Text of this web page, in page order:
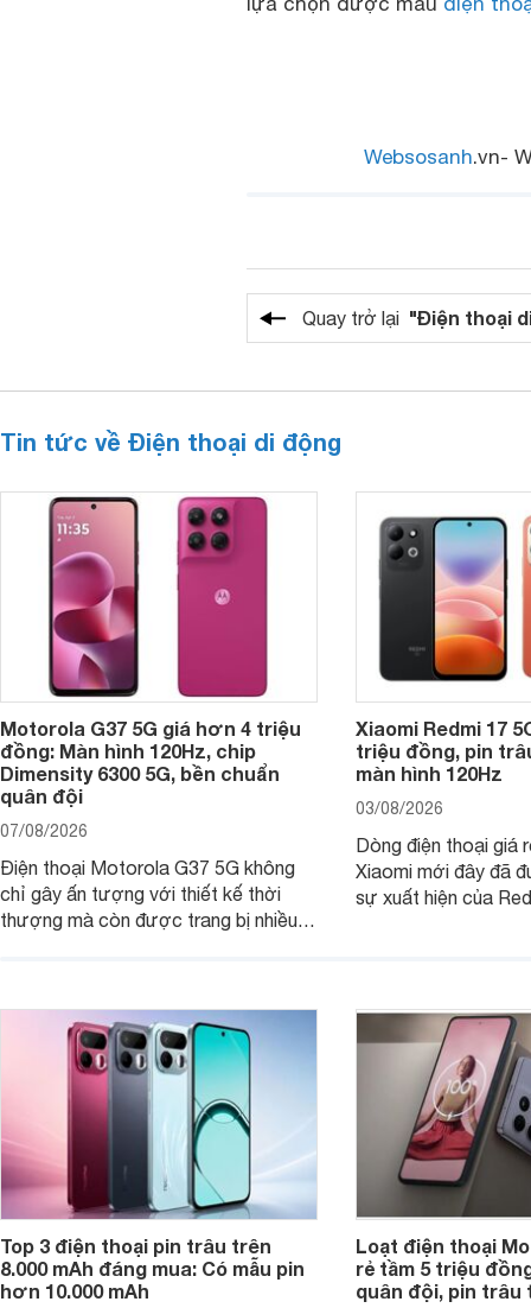
Websosanh.vn-
Quay trở lại "Điện thoại
Tin tức về Điện thoại di động
Motorola G37 5G giá hơn 4 triệu
đồng: Màn hình 120Hz, chip
Dimensity 6300 5G, bền chuẩn
quân đội
07/08/2026
Điện thoại Motorola G37 5G không
chỉ gây ấn tượng với thiết kế thời
thượng mà còn được trang bị nhiều
Xiaomi Redmi 17
triệu đồng, pin
màn hình 120Hz
03/08/2026
Dòng điện thoại giá
Xiaomi mới đây đã
sự xuất hiện của
Top 3 điện thoại pin trâu trên
8.000 mAh đáng mua: Có mẫu pin
hơn 10.000 mAh
Loạt điện thoại
rẻ tầm 5 triệu
quân đội, pin trâu